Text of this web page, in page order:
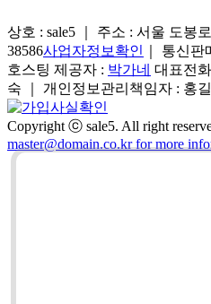
상호 : sale5 ｜ 주소 : 서울 도봉로
38586사업자정보확인
｜ 통신
호스팅 제공자 : 박가네 대표전
숙 ｜ 개인정보관리책임자 : 홍
Copyright ⓒ sale5. All right
master@domain.co.kr for more